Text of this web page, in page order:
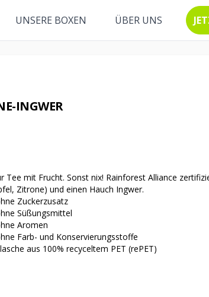
UNSERE BOXEN ÜBER UNS
INGWER
Tee mit Frucht. Sonst nix! Rainforest Alliance
Zitrone) und einen Hauch Ingwer.
Zuckerzusatz
Süßungsmittel
Aromen
Farb- und Konservierungsstoffe
aus 100% recyceltem PET (rePET)